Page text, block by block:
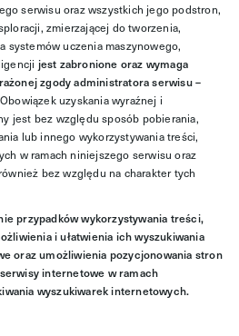
serwisu oraz wszystkich jego podstron,
zmierzającej do tworzenia,
systemów uczenia maszynowego,
jest zabronione oraz wymaga
zgody administratora serwisu –
uzyskania wyraźnej i
jest bez względu sposób pobierania,
lub innego wykorzystywania treści,
w ramach niniejszego serwisu oraz
bez względu na charakter tych
przypadków wykorzystywania treści,
i ułatwienia ich wyszukiwania
oraz umożliwienia pozycjonowania stron
internetowe w ramach
wyszukiwarek internetowych.